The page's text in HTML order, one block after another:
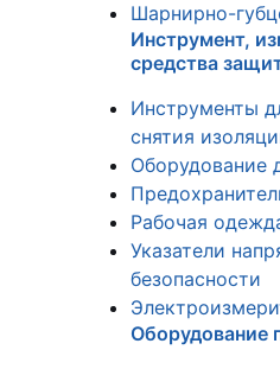
Шарнирно-
Инструмент,
средства
Инструменты
снятия
Оборудование
Рабочая
Указатели
безопасности
Оборудование